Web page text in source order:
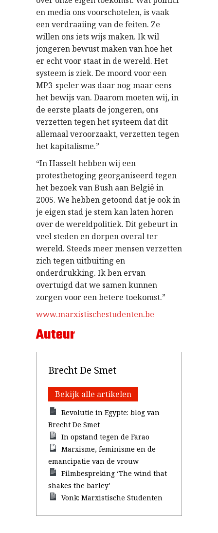
en media ons voorschotelen, is vaak
een verdraaiing van de feiten. Ze
willen ons iets wijs maken. Ik wil
jongeren bewust maken van hoe het
er echt voor staat in de wereld. Het
systeem is ziek. De moord voor een
MP3-speler was daar nog maar eens
het bewijs van. Daarom moeten wij, in
de eerste plaats de jongeren, ons
verzetten tegen het systeem dat dit
allemaal veroorzaakt, verzetten tegen
het kapitalisme.”
“In Hasselt hebben wij een
protestbetoging georganiseerd tegen
het bezoek van Bush aan België in
2005. We hebben getoond dat je ook in
je eigen stad je stem kan laten horen
over de wereldpolitiek. Dit gebeurt in
veel steden en dorpen overal ter
wereld. Steeds meer mensen verzetten
zich tegen uitbuiting en
onderdrukking. Ik ben ervan
overtuigd dat we samen kunnen
zorgen voor een betere toekomst.”
www.marxistischestudenten.be
Auteur
Brecht De Smet
Bekijk alle artikelen
Revolutie in Egypte: blog van
Brecht De Smet
In opstand tegen de Farao
Marxisme, feminisme en de
emancipatie van de vrouw
Filmbespreking ‘The wind that
shakes the barley’
Vonk: Marxistische Studenten